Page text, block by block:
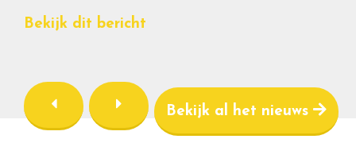
Bekijk dit bericht
Bekijk al het nieuws